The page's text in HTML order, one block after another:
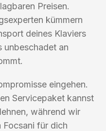
Preisen.
kümmern
deines Klaviers
unbeschadet an
eingehen.
Servicepaket kannst
während wir
Focsani für dich